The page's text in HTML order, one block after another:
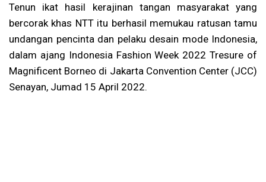
Tenun ikat hasil kerajinan tangan masyarakat yang
bercorak khas NTT itu berhasil memukau ratusan tamu
undangan pencinta dan pelaku desain mode Indonesia,
dalam ajang Indonesia Fashion Week 2022 Tresure of
Magnificent Borneo di Jakarta Convention Center (JCC)
Senayan, Jumad 15 April 2022.